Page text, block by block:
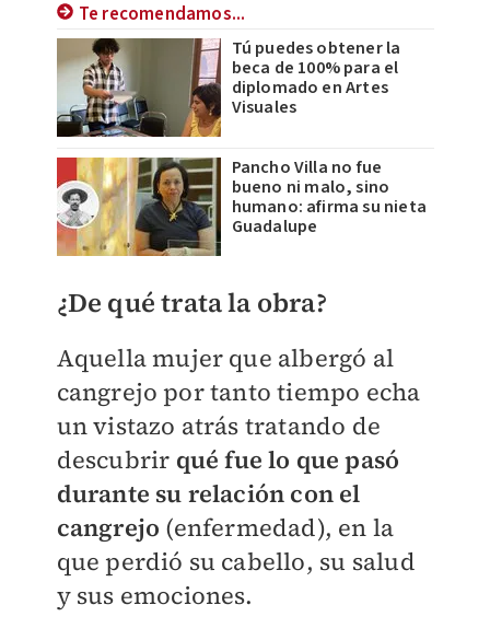
Te recomendamos...
Tú puedes obtener la
beca de 100% para el
diplomado en Artes
Visuales
Pancho Villa no fue
bueno ni malo, sino
humano: afirma su nieta
Guadalupe
¿De qué trata la obra?
Aquella mujer que albergó al
cangrejo por tanto tiempo echa
un vistazo atrás tratando de
descubrir qué fue lo que pasó
durante su relación con el
cangrejo (enfermedad), en la
que perdió su cabello, su salud
y sus emociones.